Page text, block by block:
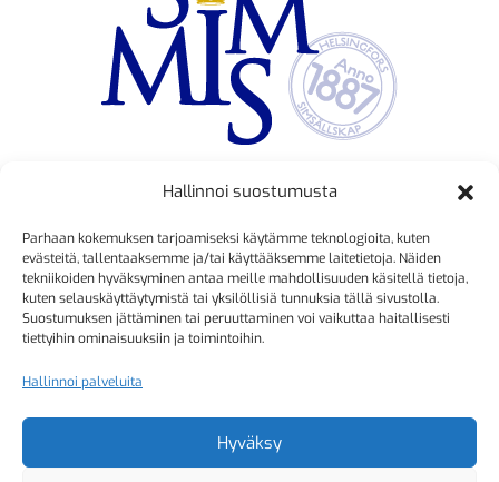
Hallinnoi suostumusta
Parhaan kokemuksen tarjoamiseksi käytämme teknologioita, kuten
evästeitä, tallentaaksemme ja/tai käyttääksemme laitetietoja. Näiden
tekniikoiden hyväksyminen antaa meille mahdollisuuden käsitellä tietoja,
kuten selauskäyttäytymistä tai yksilöllisiä tunnuksia tällä sivustolla.
Suostumuksen jättäminen tai peruuttaminen voi vaikuttaa haitallisesti
tiettyihin ominaisuuksiin ja toimintoihin.
Hallinnoi palveluita
Hyväksy
Kristiina Mäkinen
040 725 3186
kristiina.makinen@simmis.fi
Kyselyt ja muut yhteydenotot
sähköpostitse: